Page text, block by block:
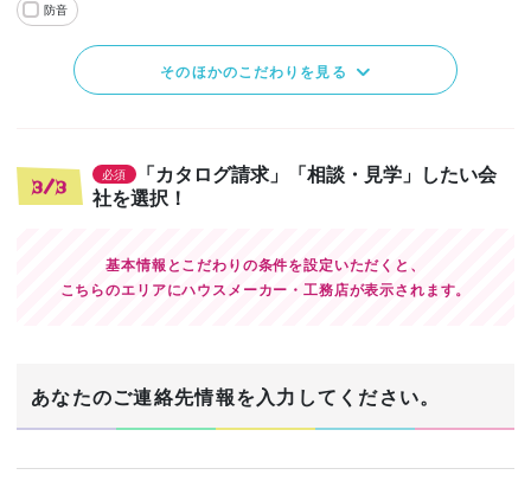
防音
そのほかのこだわりを見る
3/3
必須
「カタログ請求」「相談・見学」したい会
社を選択！
基本情報とこだわりの条件を設定いただくと、
こちらのエリアにハウスメーカー・工務店が表示されます。
あなたのご連絡先情報を入力してください。